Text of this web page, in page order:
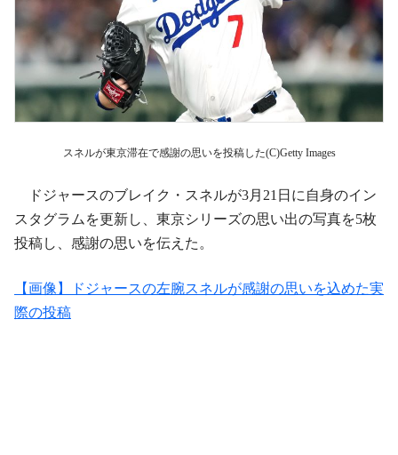
スネルが東京滞在で感謝の思いを投稿した(C)Getty Images
ドジャースのブレイク・スネルが3月21日に自身のイン
スタグラムを更新し、東京シリーズの思い出の写真を5枚
投稿し、感謝の思いを伝えた。
【画像】ドジャースの左腕スネルが感謝の思いを込めた実
際の投稿